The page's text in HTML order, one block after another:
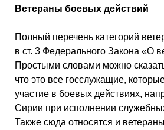
Ветераны боевых действий
Полный перечень категорий
в ст. 3 Федерального Закона «О
Простыми словами можно
что это все госслужащие,
участие в боевых действиях,
Сирии при исполнении
Также сюда относятся и